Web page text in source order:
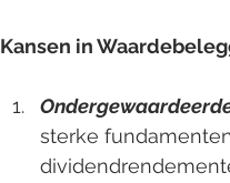
Kansen in
sterke